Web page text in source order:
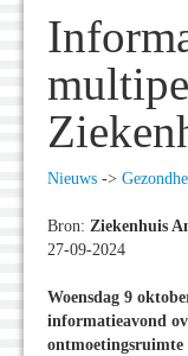
Nieuws ->
Bron: Ziekenhuis
27-09-2024
Woensdag 9
informatieavond
ontmoetingsruimte